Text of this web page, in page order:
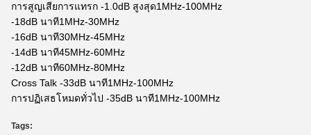
การสูญเสียการแทรก -1.0dB สูงสุด1MHz-100MHz
-18dB นาที1MHz-30MHz
-16dB นาที30MHz-45MHz
-14dB นาที45MHz-60MHz
-12dB นาที60MHz-80MHz
Cross Talk -33dB นาที1MHz-100MHz
การปฏิเสธโหมดทั่วไป -35dB นาที1MHz-100MHz
Tags: